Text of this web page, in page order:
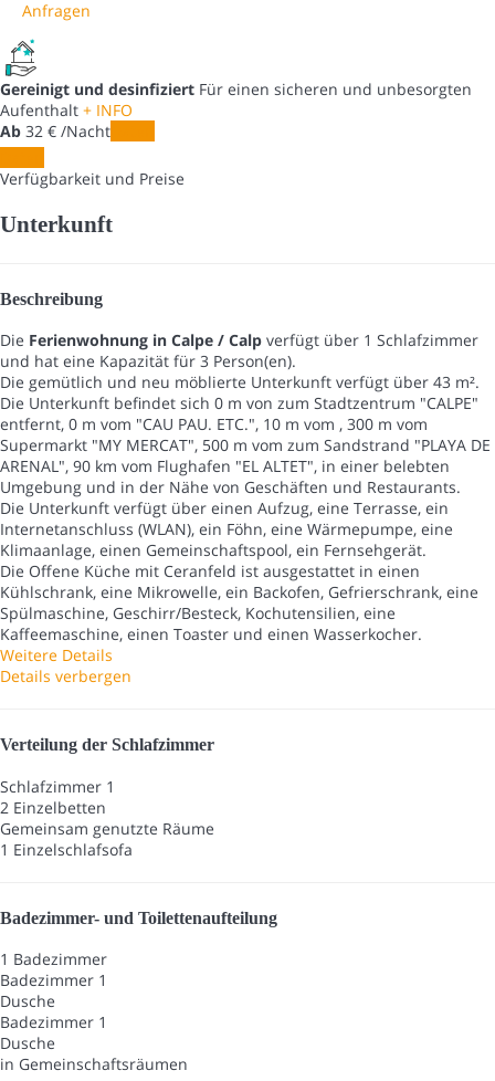
Anfragen
Gereinigt und desinfiziert Für einen sicheren und unbesorgten
Aufenthalt + INFO
Ab 32 € /Nacht
Verfügbarkeit und Preise
Unterkunft
Beschreibung
Die Ferienwohnung in Calpe / Calp verfügt über 1 Schlafzimmer
und hat eine Kapazität für 3 Person(en).
Die gemütlich und neu möblierte Unterkunft verfügt über 43 m².
Die Unterkunft befindet sich 0 m von zum Stadtzentrum "CALPE"
entfernt, 0 m vom "CAU PAU. ETC.", 10 m vom , 300 m vom
Supermarkt "MY MERCAT", 500 m vom zum Sandstrand "PLAYA DE
ARENAL", 90 km vom Flughafen "EL ALTET", in einer belebten
Umgebung und in der Nähe von Geschäften und Restaurants.
Die Unterkunft verfügt über einen Aufzug, eine Terrasse, ein
Internetanschluss (WLAN), ein Föhn, eine Wärmepumpe, eine
Klimaanlage, einen Gemeinschaftspool, ein Fernsehgerät.
Die Offene Küche mit Ceranfeld ist ausgestattet in einen
Kühlschrank, eine Mikrowelle, ein Backofen, Gefrierschrank, eine
Spülmaschine, Geschirr/Besteck, Kochutensilien, eine
Kaffeemaschine, einen Toaster und einen Wasserkocher.
Weitere Details
Details verbergen
Verteilung der Schlafzimmer
Schlafzimmer 1
2 Einzelbetten
Gemeinsam genutzte Räume
1 Einzelschlafsofa
Badezimmer- und Toilettenaufteilung
1 Badezimmer
Badezimmer 1
Dusche
Badezimmer 1
Dusche
in Gemeinschaftsräumen